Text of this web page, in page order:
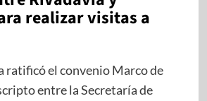
realizar visitas a
ratificó el convenio Marco de
entre la Secretaría de